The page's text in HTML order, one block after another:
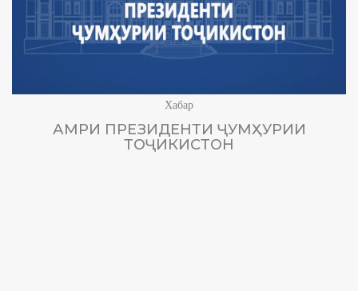
Хабар
АМРИ ПРЕЗИДЕНТИ ҶУМҲУРИИ
ТОҶИКИСТОН